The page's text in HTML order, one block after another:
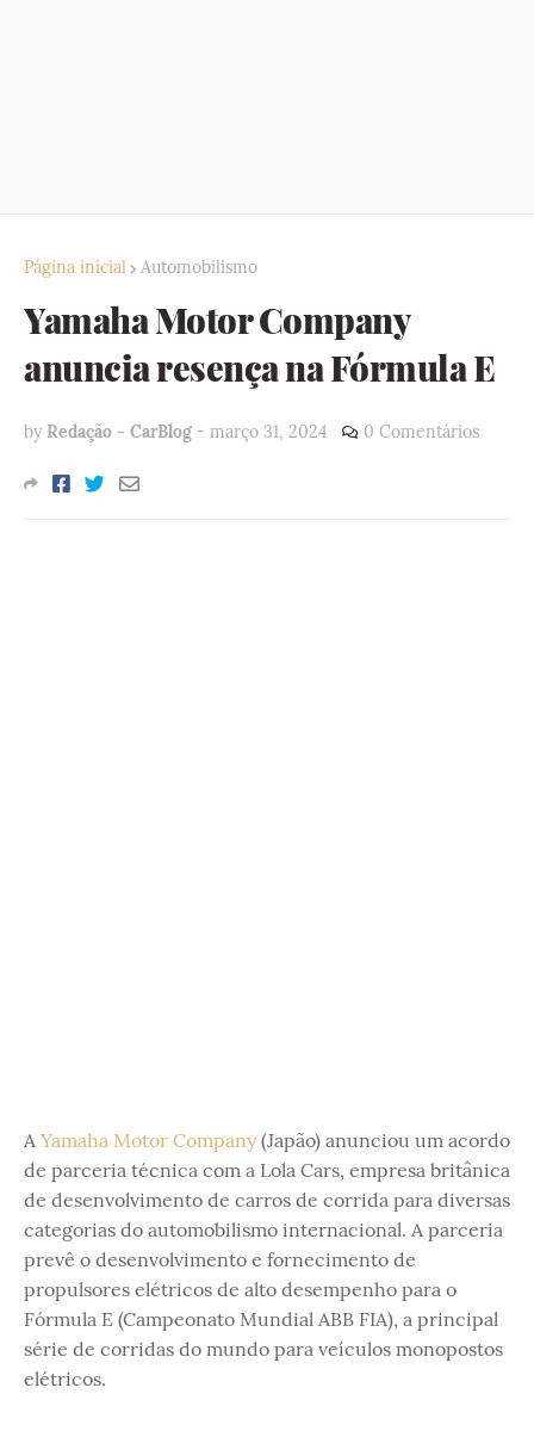
Página inicial Automobilismo
Yamaha Motor Company
anuncia resença na Fórmula E
by Redação - CarBlog - março 31, 2024 0 Comentários
A Yamaha Motor Company(Japão) anunciou um acordo
de parceria técnica com a Lola Cars, empresa britânica
de desenvolvimento de carros de corrida para diversas
categorias do automobilismo internacional. A parceria
prevê o desenvolvimento e fornecimento de
propulsores elétricos de alto desempenho para o
Fórmula E (Campeonato Mundial ABB FIA), a principal
série de corridas do mundo para veículos monopostos
elétricos.